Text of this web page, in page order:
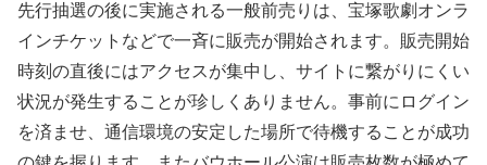
先行抽選の後に実施される一般前売りは、宝塚歌劇オンラ
インチケットなどで一斉に販売が開始されます。販売開始
時刻の直後にはアクセスが集中し、サイトに繋がりにくい
状況が発生することが珍しくありません。事前にログイン
を済ませ、通信環境の安定した場所で待機することが成功